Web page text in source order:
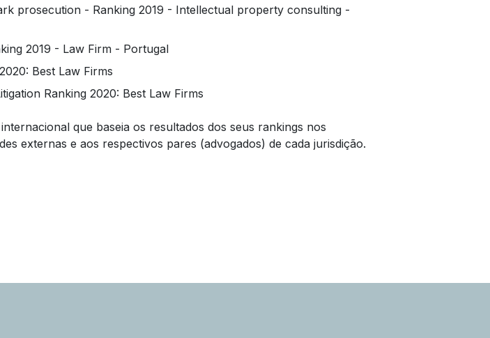
prosecution - Ranking 2019 - Intellectual property consulting -
2019 - Law Firm - Portugal
Best Law Firms
Ranking 2020: Best Law Firms
que baseia os resultados dos seus rankings nos
externas e aos respectivos pares (advogados) de cada jurisdição.